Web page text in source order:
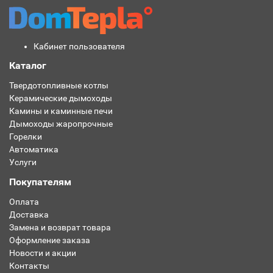
Кабинет пользователя
Каталог
Твердотопливные котлы
Керамические дымоходы
Камины и каминные печи
Дымоходы жаропрочные
Горелки
Автоматика
Услуги
Покупателям
Оплата
Доставка
Замена и возврат товара
Оформление заказа
Новости и акции
Контакты